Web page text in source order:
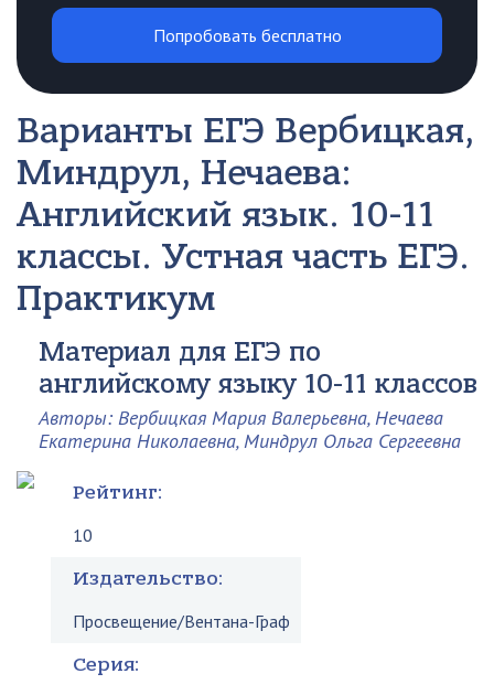
Попробовать бесплатно
Варианты ЕГЭ Вербицкая,
Миндрул, Нечаева:
Английский язык. 10-11
классы. Устная часть ЕГЭ.
Практикум
Материал для ЕГЭ по
английскому языку 10-11 классов
Авторы: Вербицкая Мария Валерьевна, Нечаева
Екатерина Николаевна, Миндрул Ольга Сергеевна
Рейтинг:
10
Издательство:
Просвещение/Вентана-Граф
Серия: